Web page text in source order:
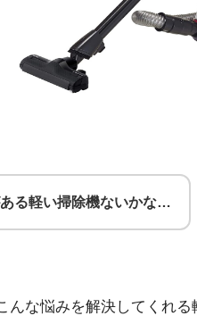
る軽い掃除機ないかな…
んな悩みを解決してくれ